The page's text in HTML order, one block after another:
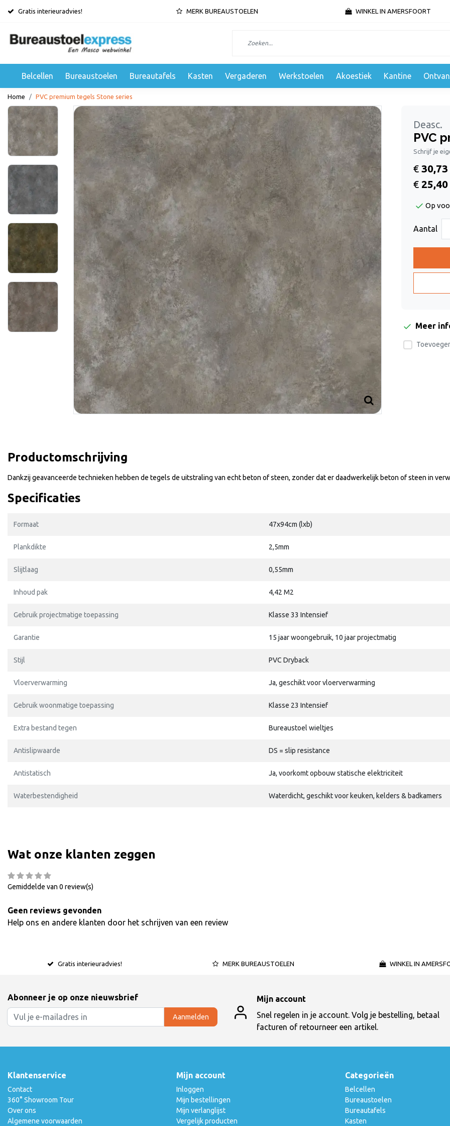
Gratis interieuradvies! MERK BUREAUSTOELEN WINKEL IN AMERSFOORT
Belcellen Bureaustoelen Bureautafels Kasten Vergaderen Werkstoelen Akoestiek Kantine
Home PVC premium tegels Stone series
Deasc.
PVC
Schrijf je
€ 30,73
€ 25,40
Op
Aantal
Meer
Productomschrijving
Dankzij geavanceerde technieken hebben de tegels de uitstraling van echt beton of steen, zonder dat er daadwerkelijk beton of steen in
Specificaties
Formaat 47x94cm (lxb)
Plankdikte 2,5mm
Slijtlaag 0,55mm
Inhoud pak 4,42 M2
Gebruik projectmatige toepassing Klasse 33 Intensief
Garantie 15 jaar woongebruik, 10 jaar projectmatig
Stijl PVC Dryback
Vloerverwarming Ja, geschikt voor vloerverwarming
Gebruik woonmatige toepassing Klasse 23 Intensief
Extra bestand tegen Bureaustoel wieltjes
Antislipwaarde DS = slip resistance
Antistatisch Ja, voorkomt opbouw statische elektriciteit
Waterbestendigheid Waterdicht, geschikt voor keuken, kelders & badkamers
Wat onze klanten zeggen
Gemiddelde van 0 review(s)
Geen reviews gevonden
Help ons en andere klanten door het schrijven van een review
Gratis interieuradvies! MERK BUREAUSTOELEN WINKEL IN
Abonneer je op onze nieuwsbrief
Aanmelden
Mijn account
Snel regelen in je account. Volg je bestelling, betaal
facturen of retourneer een artikel.
Klantenservice
Contact
360° Showroom Tour
Over ons
Algemene voorwaarden
Mijn account
Inloggen
Mijn bestellingen
Mijn verlanglijst
Vergelijk producten
Categorieën
Belcellen
Bureaustoelen
Bureautafels
Kasten